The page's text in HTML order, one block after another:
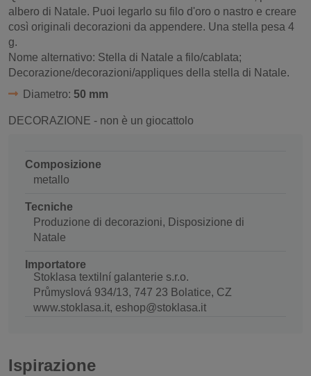
albero di Natale. Puoi legarlo su filo d'oro o nastro e creare
così originali decorazioni da appendere. Una stella pesa 4
g.
Nome alternativo: Stella di Natale a filo/cablata;
Decorazione/decorazioni/appliques della stella di Natale.
Diametro: 50 mm
DECORAZIONE - non è un giocattolo
Composizione
metallo
Tecniche
Produzione di decorazioni, Disposizione di
Natale
Importatore
Stoklasa textilní galanterie s.r.o.
Průmyslová 934/13, 747 23 Bolatice, CZ
www.stoklasa.it, eshop@stoklasa.it
Ispirazione